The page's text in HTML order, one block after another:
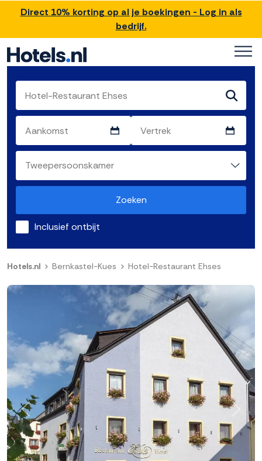
Direct 10% korting op al je boekingen - Log in als
bedrijf.
Zoeken
Inclusief ontbijt
Hotels.nl Bernkastel-Kues Hotel-Restaurant Ehses